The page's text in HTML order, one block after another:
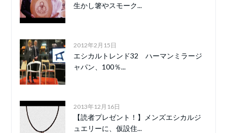
生かし箸やスモーク...
2012年2月15日
エシカルトレンド32 ハーマンミラージ
ャパン、100％...
2013年12月16日
【読者プレゼント！】メンズエシカルジ
ュエリーに、仮設住...